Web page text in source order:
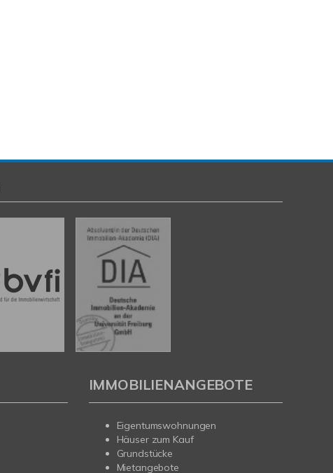
IMMOBILIENANGEBOTE
Eigentumswohnungen
Häuser zum Kauf
Grundstücke
Mietangebote